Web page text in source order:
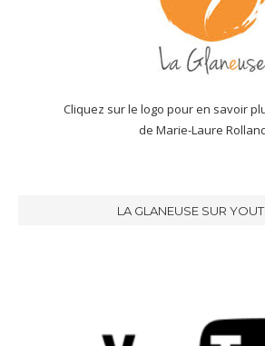
Cliquez sur le logo pour en savoir
de Marie-Laure
LA GLANEUSE SUR